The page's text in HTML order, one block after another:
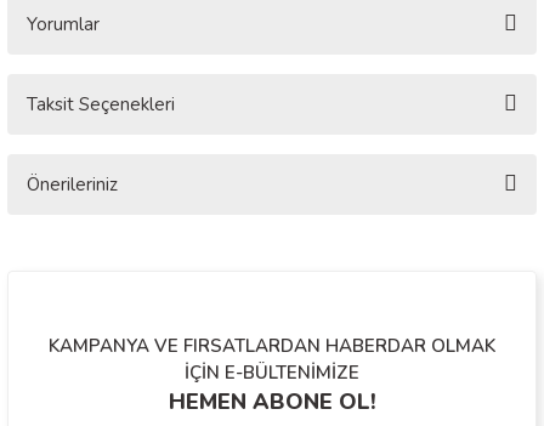
Yorumlar
Bu ürüne ilk yorumu siz yapın!
Taksit Seçenekleri
Önerileriniz
Ürün resmi kalitesiz, bozuk veya görüntülenemiyor.
Ürün açıklamasında eksik bilgiler bulunuyor.
KAMPANYA VE FIRSATLARDAN HABERDAR OLMAK
İÇİN E-BÜLTENİMİZE
HEMEN ABONE OL!